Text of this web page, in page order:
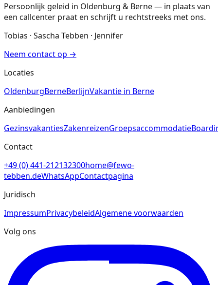
Persoonlijk geleid in Oldenburg & Berne — in plaats van
een callcenter praat en schrijft u rechtstreeks met ons.
Tobias · Sascha Tebben · Jennifer
Neem contact op →
Locaties
OldenburgBerneBerlijnVakantie in Berne
Aanbiedingen
GezinsvakantiesZakenreizenGroepsaccommodatie
Contact
+49 (0) 441-212132300home@fewo-
tebben.deWhatsAppContactpagina
Juridisch
ImpressumPrivacybeleidAlgemene voorwaarden
Volg ons